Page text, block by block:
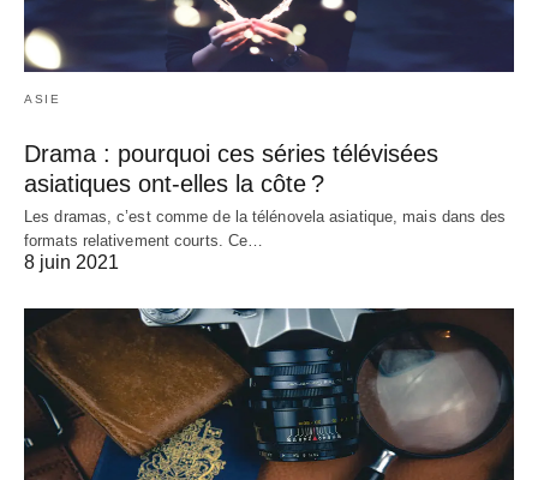
ASIE
Drama : pourquoi ces séries télévisées
asiatiques ont-elles la côte ?
Les dramas, c’est comme de la télénovela asiatique, mais dans des
formats relativement courts. Ce…
8 juin 2021